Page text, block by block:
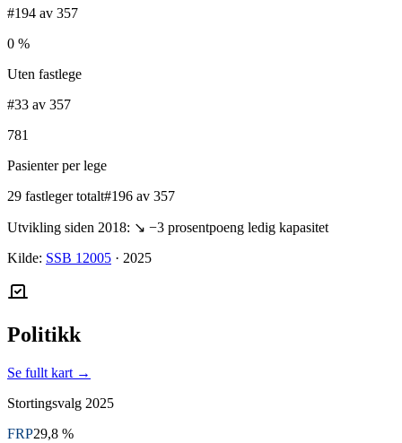
#194 av 357
0 %
Uten fastlege
#33 av 357
781
Pasienter per lege
29 fastleger totalt#196 av 357
Utvikling siden 2018: ↘ −3 prosentpoeng ledig kapasitet
Kilde: SSB 12005 · 2025
Politikk
Se fullt kart →
Stortingsvalg 2025
FRP29,8 %